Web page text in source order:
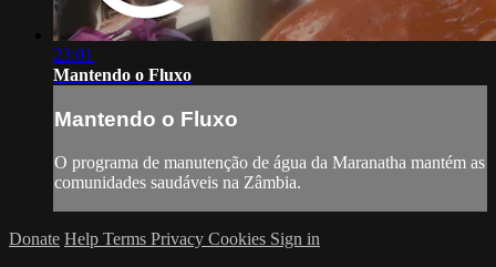
23:01
Mantendo o Fluxo
Mantendo o Fluxo
O programa de manutenção de água da Maranatha mantém as
comunidades saudáveis na Zâmbia.
Donate Help Terms Privacy Cookies Sign in